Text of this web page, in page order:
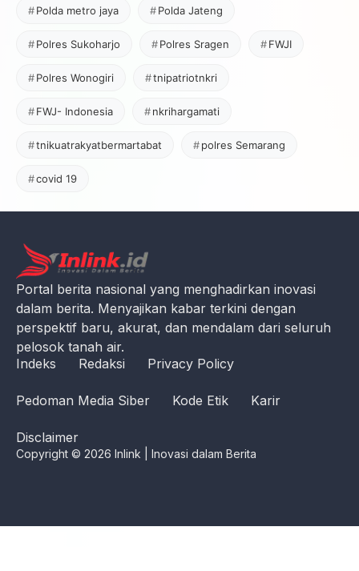
Polda metro jaya Polda Jateng
Polres Sukoharjo Polres Sragen FWJI
Polres Wonogiri tnipatriotnkri
FWJ- Indonesia nkrihargamati
tnikuatrakyatbermartabat polres Semarang
covid 19
Portal berita nasional yang menghadirkan inovasi
dalam berita. Menyajikan kabar terkini dengan
perspektif baru, akurat, dan mendalam dari seluruh
pelosok tanah air.
Indeks
Redaksi Privacy Policy
Pedoman Media Siber Kode Etik Karir
Disclaimer
Copyright © 2026 Inlink | Inovasi dalam Berita